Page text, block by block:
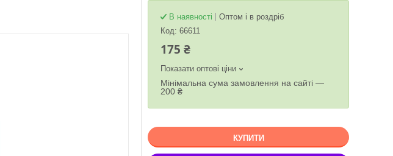
В наявності
Оптом і в роздріб
Код: 66611
175 ₴
Показати оптові ціни
Мінімальна сума замовлення на сайті —
200 ₴
КУПИТИ